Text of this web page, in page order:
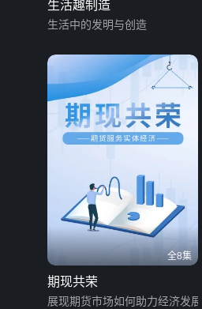
生活趣制造
生活中的发明与创造
全8集
期现共荣
展现期货市场如何助力经济发展